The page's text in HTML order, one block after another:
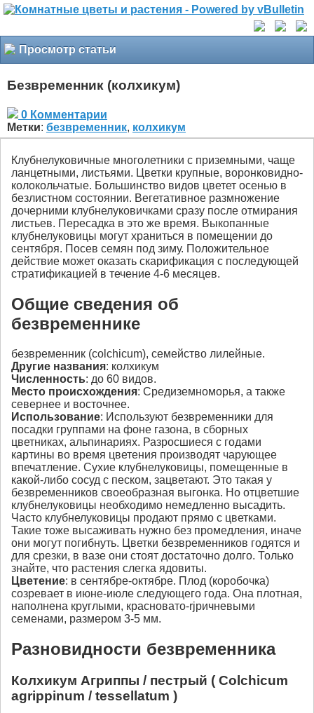
Просмотр статьи
Безвременник (колхикум)
0 Комментарии
Метки: безвременник, колхикум
Клубнелуковичные многолетники с приземными, чаще
ланцетными, листьями. Цветки крупные, воронковидно-
колокольчатые. Большинство видов цветет осенью в
безлистном состоянии. Вегетативное размножение
дочерними клубнелуковичками сразу после отмирания
листьев. Пересадка в это же время. Выкопанные
клубнелуковицы могут храниться в помещении до
сентября. Посев семян под зиму. Положительное
действие может оказать скарификация с последующей
стратификацией в течение 4-6 месяцев.
Общие сведения об
безвременнике
безвременник (colchicum), семейство лилейные.
Другие названия: колхикум
Численность: до 60 видов.
Место происхождения: Средиземноморья, а также
севернее и восточнее.
Использование: Используют безвременники для
посадки группами на фоне газона, в сборных
цветниках, альпинариях. Разросшиеся с годами
картины во время цветения производят чарующее
впечатление. Сухие клубнелуковицы, помещенные в
какой-либо сосуд с песком, зацветают. Это такая у
безвременников своеобразная выгонка. Но отцветшие
клубнелуковицы необходимо немедленно высадить.
Часто клубнелуковицы продают прямо с цветками.
Такие тоже высаживать нужно без промедления, иначе
они могут погибнуть. Цветки безвременников годятся и
для срезки, в вазе они стоят достаточно долго. Только
знайте, что растения слегка ядовиты.
Цветение: в сентябре-октябре. Плод (коробочка)
созревает в июне-июле следующего года. Она плотная,
наполнена круглыми, красновато-rjричневыми
семенами, размером 3-5 мм.
Разновидности безвременника
Колхикум Агриппы / пестрый ( Colchicum
agrippinum / tessellatum )